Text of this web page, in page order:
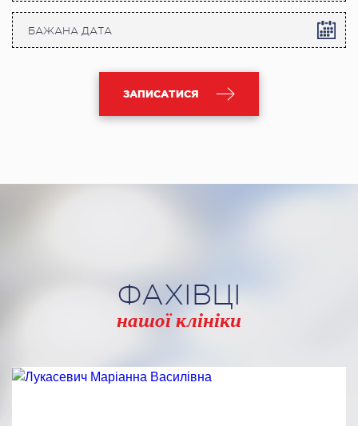
ЗАПИСАТИСЯ
ФАХІВЦІ
нашої клініки